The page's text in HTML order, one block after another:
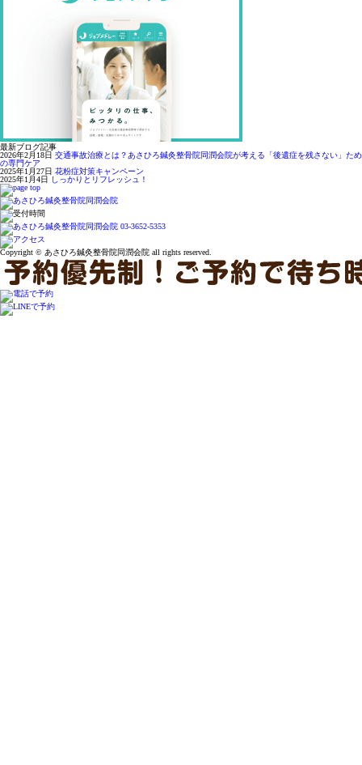
最新ブログ記事
2026年2月18日 交通事故治療とは？あさひろ鍼灸整骨院同潤会院が考える「後遺症を残さない」ため
の専門ケア
2025年1月27日 花粉症対策キャンペーン
2025年1月4日
しっかりとリフレッシュ！
Copyright © あさひろ鍼灸整骨院同潤会院 all rights reserved.